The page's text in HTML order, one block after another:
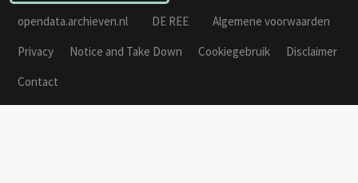
opendata.archieven.nl DE REE
Algemene voorwaarden
Privacy
Notice and Take Down Cookiegebruik
Disclaimer
Contact